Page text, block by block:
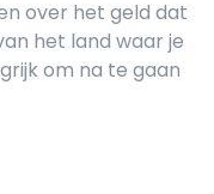
over het geld dat
het land waar je
om na te gaan